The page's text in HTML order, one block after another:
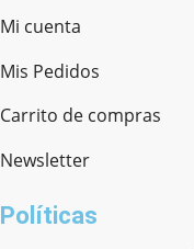
Mi cuenta
Mis Pedidos
Carrito de compras
Newsletter
Políticas